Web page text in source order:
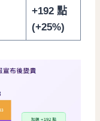
+192 點
(+25%)